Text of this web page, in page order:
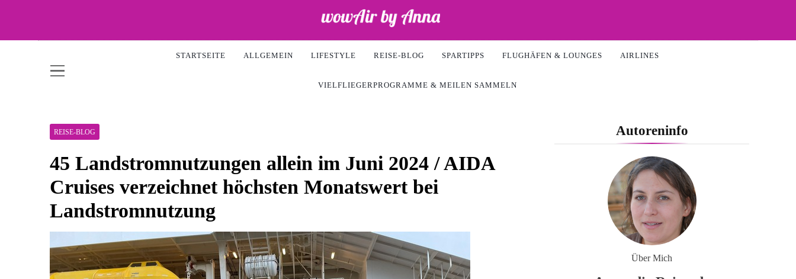
WOW-Air
STARTSEITE ALLGEMEIN LIFESTYLE REISE-BLOG SPARTIPPS FLUGHÄFEN & LOUNGES AIRLINES
VIELFLIEGERPROGRAMME & MEILEN SAMMELN
REISE-BLOG
45 Landstromnutzungen allein im Juni 2024 / AIDA
Cruises verzeichnet höchsten Monatswert bei
Landstromnutzung
Autoreninfo
Über Mich